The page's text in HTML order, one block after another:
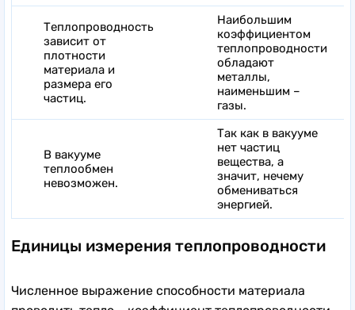
Теплопроводность
зависит от
плотности
материала и
размера его
частиц.
Наибольшим
коэффициентом
теплопроводности
обладают
металлы,
наименьшим –
газы.
В вакууме
теплообмен
невозможен.
Так как в вакууме
нет частиц
вещества, а
значит, нечему
обмениваться
энергией.
Единицы измерения теплопроводности
Численное выражение способности материала